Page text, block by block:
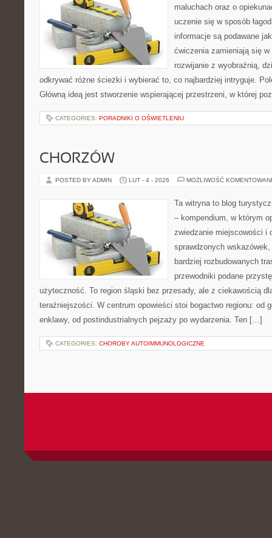
maluchach oraz o
uczenie się w sposób
informacje są podawane
ćwiczenia zamieniają się w
rozwijanie z wyobraźnią,
odkrywać różne ścieżki i wybierać to, co najbardziej intryguje.
Główną ideą jest stworzenie wspierającej przestrzeni, w której
CATEGORIES: PORADNIKI O OŚWIETLENIU
CHORZÓW
POSTED BY ADMIN LUT - 4 - 2026 MOŻLIWOŚĆ
Ta witryna to blog
– kompendium, w którym
zwiedzanie miejscowości i
sprawdzonych
bardziej rozbudowanych
przewodniki podane
użyteczność. To region śląski bez przesady, ale z ciekawością
teraźniejszości. W centrum opowieści stoi bogactwo regionu: od
enklawy, od postindustrialnych pejzaży po wydarzenia. Ten […]
CATEGORIES: CHOROBY AUTOIMMUNOLOGICZNE